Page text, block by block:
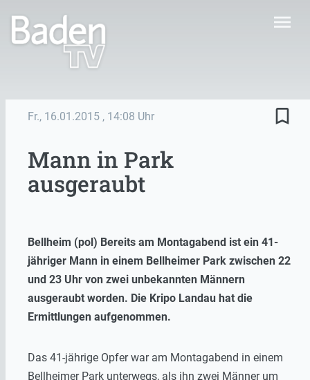
menu
Fr., 16.01.2015 , 14:08 Uhr bookmark_border
Mann in Park
ausgeraubt
Bellheim (pol) Bereits am Montagabend ist ein 41-
jähriger Mann in einem Bellheimer Park zwischen 22
und 23 Uhr von zwei unbekannten Männern
ausgeraubt worden. Die Kripo Landau hat die
Ermittlungen aufgenommen.
Das 41-jährige Opfer war am Montagabend in einem
Bellheimer Park unterwegs, als ihn zwei Männer um